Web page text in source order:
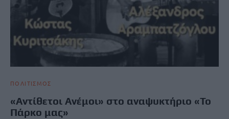
ΠΟΛΙΤΙΣΜΟΣ
«Αντίθετοι Ανέμοι» στο αναψυκτήριο «Το
Πάρκο μας»